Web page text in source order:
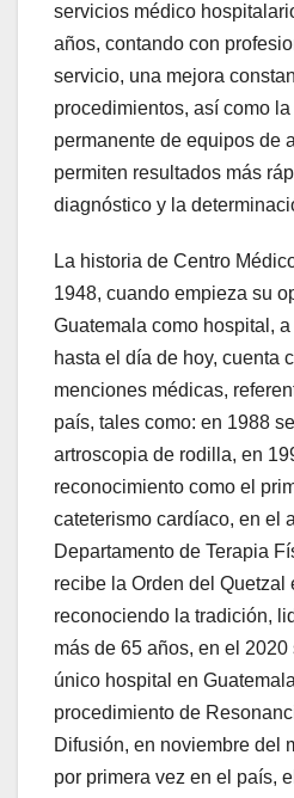
servicios médico
años, contando con
servicio, una mejora
procedimientos, así como
permanente de equipos de
permiten resultados más
diagnóstico y la
La historia de Centro
1948, cuando empieza su
Guatemala como hospital,
hasta el día de hoy, cuenta
menciones médicas,
país, tales como: en 1988
artroscopia de rodilla, en
reconocimiento como el
cateterismo cardíaco, en el
Departamento de Terapia
recibe la Orden del Quetzal
reconociendo la tradición,
más de 65 años, en el 2020
único hospital en
procedimiento de
Difusión, en noviembre del
por primera vez en el país,